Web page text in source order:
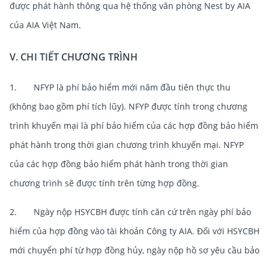
được phát hành thông qua hệ thống văn phòng Nest by AIA
của AIA Việt Nam.
V. CHI TIẾT CHƯƠNG TRÌNH
1. NFYP là phí bảo hiểm mới năm đầu tiên thực thu
(không bao gồm phí tích lũy). NFYP được tính trong chương
trình khuyến mại là phí bảo hiểm của các hợp đồng bảo hiểm
phát hành trong thời gian chương trình khuyến mại. NFYP
của các hợp đồng bảo hiểm phát hành trong thời gian
chương trình sẽ được tính trên từng hợp đồng.
2. Ngày nộp HSYCBH được tính căn cứ trên ngày phí bảo
hiểm của hợp đồng vào tài khoản Công ty AIA. Đối với HSYCBH
mới chuyển phí từ hợp đồng hủy, ngày nộp hồ sơ yêu cầu bảo